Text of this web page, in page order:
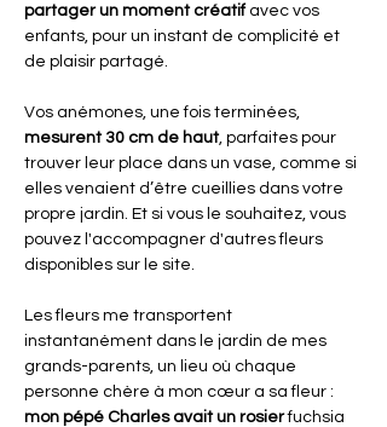
partager un moment créatif avec vos
enfants, pour un instant de complicité et
de plaisir partagé.
Vos anémones, une fois terminées,
mesurent 30 cm de haut, parfaites pour
trouver leur place dans un vase, comme si
elles venaient d’être cueillies dans votre
propre jardin. Et si vous le souhaitez, vous
pouvez l'accompagner d'autres fleurs
disponibles sur le site.
Les fleurs me transportent
instantanément dans le jardin de mes
grands-parents, un lieu où chaque
personne chère à mon cœur a sa fleur :
mon pépé Charles avait un rosierfuchsia